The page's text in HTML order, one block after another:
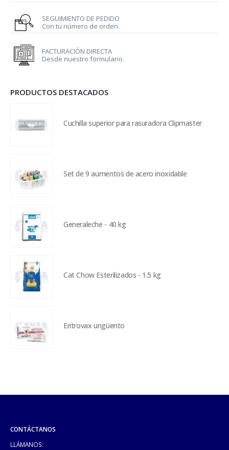
SEGUIMIENTO DE PEDIDO
Con tu número de orden.
FACTURACIÓN DIRECTA
Desde nuestro formulario.
PRODUCTOS DESTACADOS
Cuchilla superior para rasuradora Clipmaster
Set de 9 aumentos de acero inoxidable
Generaleche - 40 kg
Cat Chow Esterilizados - 1.5 kg
Eritrovax ungüento
CONTÁCTANOS
LLÁMANOS: